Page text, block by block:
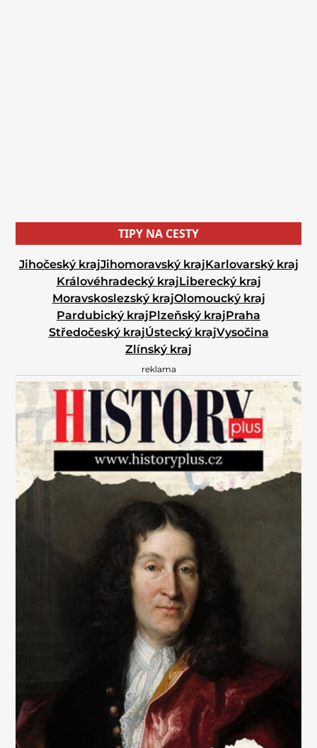
TIPY NA CESTY
Jihočeský krajJihomoravský krajKarlovarský kraj
Královéhradecký krajLiberecký kraj
Moravskoslezský krajOlomoucký kraj
Pardubický krajPlzeňský krajPraha
Středočeský krajÚstecký krajVysočina
Zlínský kraj
reklama